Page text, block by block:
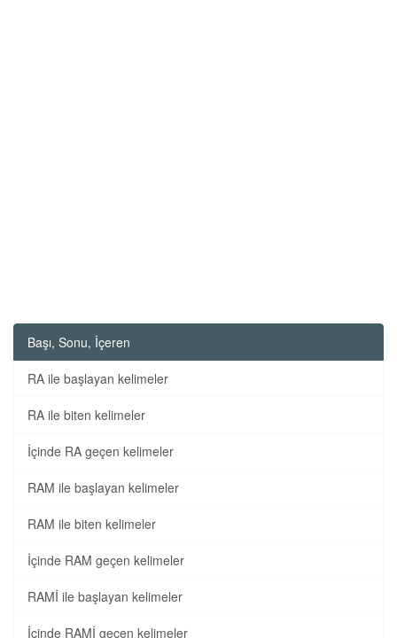
Başı, Sonu, İçeren
RA ile başlayan kelimeler
RA ile biten kelimeler
İçinde RA geçen kelimeler
RAM ile başlayan kelimeler
RAM ile biten kelimeler
İçinde RAM geçen kelimeler
RAMİ ile başlayan kelimeler
İçinde RAMİ geçen kelimeler